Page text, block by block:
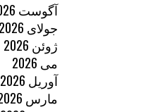
آگوست 2026
جولای 2026
ژوئن 2026
می 2026
آوریل 2026
مارس 2026